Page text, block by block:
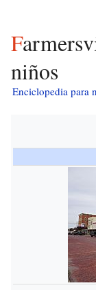
Farmersville (Texas) para
niños
Enciclopedia para